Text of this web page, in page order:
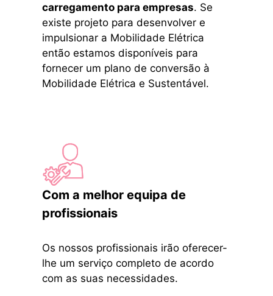
carregamento para empresas. Se
existe projeto para desenvolver e
impulsionar a Mobilidade Elétrica
então estamos disponíveis para
fornecer um plano de conversão à
Mobilidade Elétrica e Sustentável.
Com a melhor equipa de
profissionais
Os nossos profissionais irão oferecer-
lhe um serviço completo de acordo
com as suas necessidades.